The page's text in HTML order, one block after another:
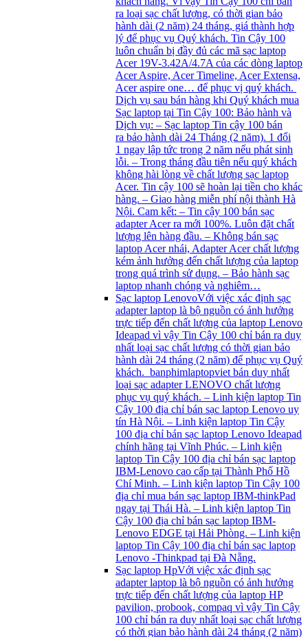
ra loại sạc chất lượng, có thời gian bảo
hành dài (2 năm) 24 tháng, giá thành hợp
lý để phục vụ Quý khách. Tin Cậy 100
luôn chuẩn bị đầy đủ các mã sạc laptop
Acer 19V-3.42A/4.7A của các dòng laptop
Acer Aspire, Acer Timeline, Acer Extensa,
Acer aspire one… để phục vị quý khách.
Dịch vụ sau bán hàng khi Quý khách mua
Sạc laptop tại Tin Cậy 100: Bảo hành và
Dịch vụ: – Sạc laptop Tin cậy 100 bán
ra bảo hành dài 24 Tháng (2 năm). 1 đổi
1 ngay lập tức trong 2 năm nếu phát sinh
lỗi. – Trong tháng đầu tiên nếu quý khách
không hài lòng về chất lượng sạc laptop
Acer. Tin cậy 100 sẽ hoàn lại tiền cho khác
hàng. – Giao hàng miễn phí nội thành Hà
Nội. Cam kết: – Tin cậy 100 bán sạc
adapter Acer ra mới 100%. Luôn đặt chất
lượng lên hàng đầu. – Không bán sạc
laptop Acer nhái, Adapter Acer chất lượng
kém ảnh hưởng đến chất lượng của laptop
trong quá trình sử dụng. – Bảo hành sạc
laptop nhanh chóng và nghiêm…
Sạc laptop LenovoVới việc xác định sạc
adapter laptop là bộ nguồn có ảnh hưởng
trực tiếp đến chất lượng của laptop Lenovo
Ideapad vì vậy Tin Cậy 100 chỉ bán ra duy
nhất loại sạc chất lượng có thời gian bảo
hành dài 24 tháng (2 năm) để phục vụ Quý
khách. banphimlaptopviet bán duy nhất
loại sạc adapter LENOVO chất lượng
phục vụ quý khách. – Linh kiện laptop Tin
Cậy 100 địa chỉ bán sạc laptop Lenovo uy
tín Hà Nội. – Linh kiện laptop Tin Cậy
100 địa chỉ bán sạc laptop Lenovo Ideapad
chính hãng tại Vĩnh Phúc. – Linh kiện
laptop Tin Cậy 100 địa chỉ bán sạc laptop
IBM-Lenovo cao cấp tại Thành Phố Hồ
Chí Minh. – Linh kiện laptop Tin Cậy 100
địa chỉ mua bán sạc laptop IBM-thinkPad
ngay tại Thái Hà. – Linh kiện laptop Tin
Cậy 100 địa chỉ bán sạc laptop IBM-
Lenovo EDGE tại Hải Phòng. – Linh kiện
laptop Tin Cậy 100 địa chỉ bán sạc laptop
Lenovo -Thinkpad tại Đà Nẵng.
Sạc laptop HpVới việc xác định sạc
adapter laptop là bộ nguồn có ảnh hưởng
trực tiếp đến chất lượng của laptop HP
pavilion, probook, compaq vì vậy Tin Cậy
100 chỉ bán ra duy nhất loại sạc chất lượng
có thời gian bảo hành dài 24 tháng (2 năm)